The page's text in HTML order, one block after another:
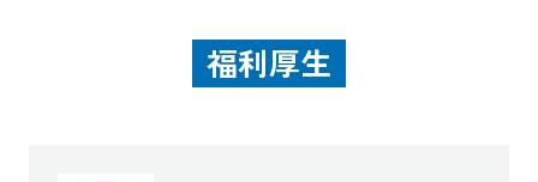
福利厚生